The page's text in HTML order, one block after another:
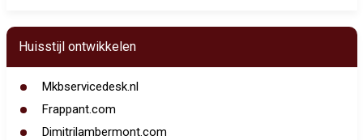
Huisstijl ontwikkelen
Mkbservicedesk.nl
Frappant.com
Dimitrilambermont.com